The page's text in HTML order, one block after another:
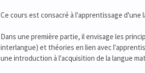
Ce cours est consacré à l'apprentissage
Dans une première partie, il envisage les
interlangue) et théories en lien avec
une introduction à l'acquisition de la langue